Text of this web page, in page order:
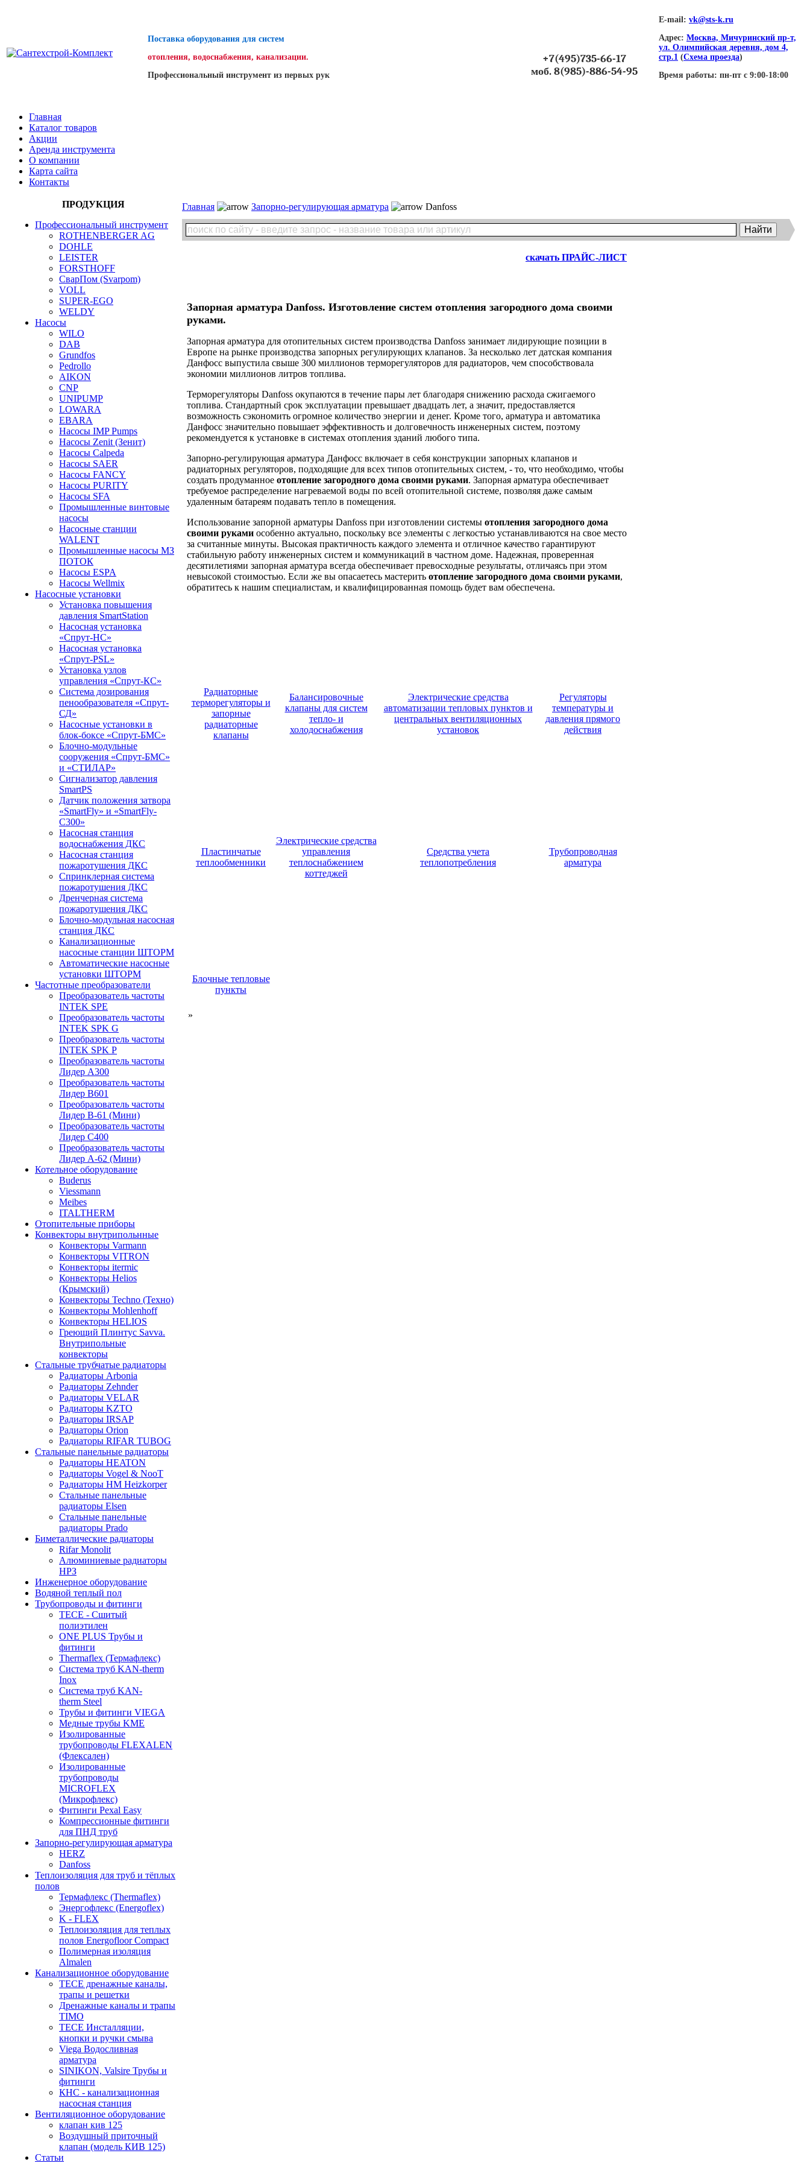
Поставка оборудования для систем
отопления, водоснабжения, канализации.
Профессиональный инструмент из первых рук
+7(495)735-66-17
моб. 8(985)-886-54-95
E-mail: vk@sts-k.ru
Адрес: Москва, Мичуринский пр-т,
ул. Олимпийская деревня, дом 4,
стр.1 (Схема проезда)
Время работы: пн-пт с 9:00-18:00
Главная
Каталог товаров
Акции
Аренда инструмента
О компании
Карта сайта
Контакты
ПРОДУКЦИЯ
Профессиональный инструмент
ROTHENBERGER AG
DOHLE
LEISTER
FORSTHOFF
СварПом (Svarpom)
VOLL
SUPER-EGO
WELDY
Насосы
WILO
DAB
Grundfos
Pedrollo
AIKON
CNP
UNIPUMP
LOWARA
EBARA
Насосы IMP Pumps
Насосы Zenit (Зенит)
Насосы Calpeda
Насосы SAER
Насосы FANCY
Насосы PURITY
Насосы SFA
Промышленные винтовые
насосы
Насосные станции
WALENT
Промышленные насосы МЗ
ПОТОК
Насосы ESPA
Насосы Wellmix
Насосные установки
Установка повышения
давления SmartStation
Насосная установка
«Спрут-НС»
Насосная установка
«Спрут-PSL»
Установка узлов
управления «Спрут-КС»
Система дозирования
пенообразователя «Спрут-
СД»
Насосные установки в
блок-боксе «Спрут-БМС»
Блочно-модульные
сооружения «Спрут-БМС»
и «СТИЛАР»
Сигнализатор давления
SmartPS
Датчик положения затвора
«SmartFly» и «SmartFly-
С300»
Насосная станция
водоснабжения ДКС
Насосная станция
пожаротушения ДКС
Спринклерная система
пожаротушения ДКС
Дренчерная система
пожаротушения ДКС
Блочно-модульная насосная
станция ДКС
Канализационные
насосные станции ШТОРМ
Автоматические насосные
установки ШТОРМ
Частотные преобразователи
Преобразователь частоты
INTEK SPE
Преобразователь частоты
INTEK SPK G
Преобразователь частоты
INTEK SPK P
Преобразователь частоты
Лидер А300
Преобразователь частоты
Лидер B601
Преобразователь частоты
Лидер В-61 (Мини)
Преобразователь частоты
Лидер С400
Преобразователь частоты
Лидер А-62 (Мини)
Котельное оборудование
Buderus
Viessmann
Meibes
ITALTHERM
Отопительные приборы
Конвекторы внутрипольнные
Конвекторы Varmann
Конвекторы VITRON
Конвекторы itermic
Конвекторы Helios
(Крымский)
Конвекторы Techno (Техно)
Конвекторы Mohlenhoff
Конвекторы HELIOS
Греющий Плинтус Savva.
Внутрипольные
конвекторы
Стальные трубчатые радиаторы
Радиаторы Arbonia
Радиаторы Zehnder
Радиаторы VELAR
Радиаторы KZTO
Радиаторы IRSAP
Радиаторы Orion
Радиаторы RIFAR TUBOG
Стальные панельные радиаторы
Радиаторы HEATON
Радиаторы Vogel & NooT
Радиаторы HM Heizkorper
Стальные панельные
радиаторы Elsen
Стальные панельные
радиаторы Prado
Биметаллические радиаторы
Rifar Monolit
Алюминиевые радиаторы
НРЗ
Инженерное оборудование
Водяной теплый пол
Трубопроводы и фитинги
ТЕСЕ - Сшитый
полиэтилен
ONE PLUS Трубы и
фитинги
Thermaflex (Термафлекс)
Система труб KAN-therm
Inox
Система труб KAN-
therm Steel
Трубы и фитинги VIEGA
Медные трубы KME
Изолированные
трубопроводы FLEXALEN
(Флексален)
Изолированные
трубопроводы
MICROFLEX
(Микрофлекс)
Фитинги Pexal Easy
Компрессионные фитинги
для ПНД труб
Запорно-регулирующая арматура
HERZ
Danfoss
Теплоизоляция для труб и тёплых
полов
Термафлекс (Thermaflex)
Энергофлекс (Energoflex)
K - FLEX
Теплоизоляция для теплых
полов Energofloor Compact
Полимерная изоляция
Almalen
Канализационное оборудование
TECE дренажные каналы,
трапы и решетки
Дренажные каналы и трапы
TIMO
TECE Инсталляции,
кнопки и ручки смыва
Viega Водосливная
арматура
SINIKON, Valsire Трубы и
фитинги
КНС - канализационная
насосная станция
Вентиляционное оборудование
клапан кив 125
Воздушный приточный
клапан (модель КИВ 125)
Статьи
Главная Запорно-регулирующая арматура Danfoss
скачать ПРАЙС-ЛИСТ
Запорная арматура Danfoss. Изготовление систем отопления загородного дома своими
руками.
Запорная арматура для отопительных систем производства Danfoss занимает лидирующие позиции в
Европе на рынке производства запорных регулирующих клапанов. За несколько лет датская компания
Данфосс выпустила свыше 300 миллионов терморегуляторов для радиаторов, чем способствовала
экономии миллионов литров топлива.
Терморегуляторы Danfoss окупаются в течение пары лет благодаря снижению расхода сжигаемого
топлива. Стандартный срок эксплуатации превышает двадцать лет, а значит, предоставляется
возможность сэкономить огромное количество энергии и денег. Кроме того, арматура и автоматика
Данфосс значительно повышает эффективность и долговечность инженерных систем, поэтому
рекомендуется к установке в системах отопления зданий любого типа.
Запорно-регулирующая арматура Данфосс включает в себя конструкции запорных клапанов и
радиаторных регуляторов, подходящие для всех типов отопительных систем, - то, что необходимо, чтобы
создать продуманное отопление загородного дома своими руками. Запорная арматура обеспечивает
требуемое распределение нагреваемой воды по всей отопительной системе, позволяя даже самым
удаленным батареям подавать тепло в помещения.
Использование запорной арматуры Danfoss при изготовлении системы отопления загородного дома
своими руками особенно актуально, поскольку все элементы с легкостью устанавливаются на свое место
за считанные минуты. Высокая практичность каждого элемента и отличное качество гарантируют
стабильную работу инженерных систем и коммуникаций в частном доме. Надежная, проверенная
десятилетиями запорная арматура всегда обеспечивает превосходные результаты, отличаясь при этом
невысокой стоимостью. Если же вы опасаетесь мастерить отопление загородного дома своими руками,
обратитесь к нашим специалистам, и квалифицированная помощь будет вам обеспечена.
Радиаторные
терморегуляторы и
запорные
радиаторные
клапаны
Балансировочные
клапаны для систем
тепло- и
холодоснабжения
Электрические средства
автоматизации тепловых пунктов и
центральных вентиляционных
установок
Регуляторы
температуры и
давления прямого
действия
Пластинчатые
теплообменники
Электрические средства
управления
теплоснабжением
коттеджей
Средства учета
теплопотребления
Трубопроводная
арматура
Блочные тепловые
пункты
»